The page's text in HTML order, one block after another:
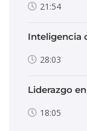
21:54
Inteligencia
28:03
Liderazgo
18:05